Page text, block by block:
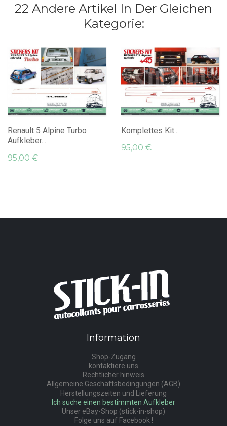
22 Andere Artikel In Der Gleichen
Kategorie:
Renault 5 Alpine Turbo
Aufkleber...
95,00 €
Komplettes Kit...
95,00 €
Information
Shop-Zugang
kontaktiere uns
Rechtlicher hinweis
Allgemeine Geschäftsbedingungen (AGB)
Herstellungszeiten und Lieferung
Ich suche einen bestimmten Aufkleber
Unser eBay-Shop (stick-in-shop)
Folge uns auf Facebook !